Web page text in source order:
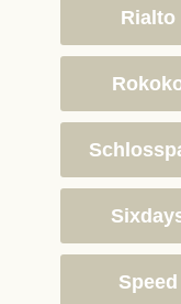
Rialto
Speed